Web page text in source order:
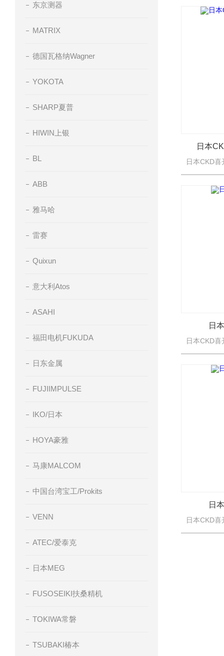
东京测器
MATRIX
德国瓦格纳Wagner
YOKOTA
SHARP夏普
HIWIN上银
BL
ABB
雅马哈
雷赛
Quixun
意大利Atos
ASAHI
福田电机FUKUDA
日东金属
FUJIIMPULSE
IKO/日本
HOYA豪雅
马康MALCOM
中国台湾宝工/Prokits
VENN
ATEC/爱泰克
日本MEG
FUSOSEIKI扶桑精机
TOKIWA常磐
TSUBAKI椿本
日本
日
日